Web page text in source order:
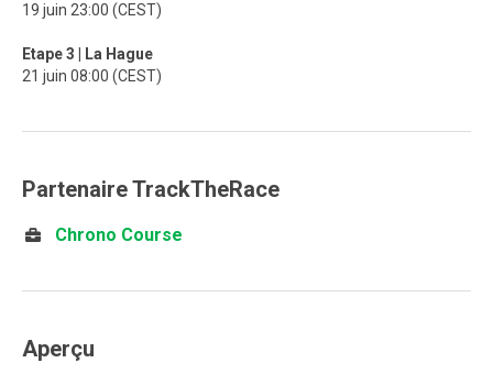
19 juin 23:00 (CEST)
Etape 3 | La Hague
21 juin 08:00 (CEST)
Partenaire TrackTheRace
Chrono Course
Aperçu